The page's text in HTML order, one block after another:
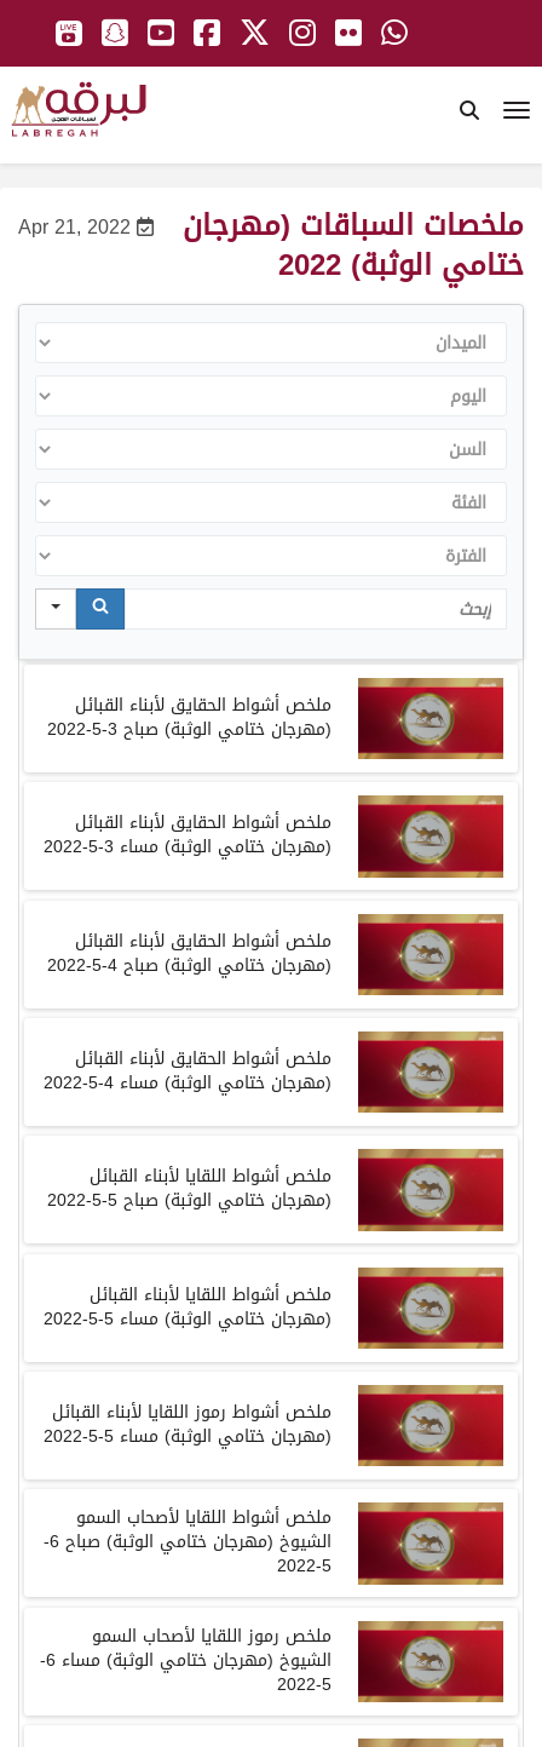
Apr 21, 2022 ملخصات السباقات (مهرجان
ختامي الوثبة) 2022
الميدان
اليوم
السن
الفئة
الفترة
Search
ملخص أشواط الحقايق لأبناء القبائل
(مهرجان ختامي الوثبة)صباح 3-5-2022
ملخص أشواط الحقايق لأبناء القبائل
(مهرجان ختامي الوثبة)مساء 3-5-2022
ملخص أشواط الحقايق لأبناء القبائل
(مهرجان ختامي الوثبة)صباح4-5-2022
ملخص أشواط الحقايق لأبناء القبائل
(مهرجان ختامي الوثبة)مساء 4-5-2022
ملخص أشواط اللقايا لأبناء القبائل
(مهرجان ختامي الوثبة)صباح5-5-2022
ملخص أشواط اللقايا لأبناء القبائل
(مهرجان ختامي الوثبة)مساء 5-5-2022
ملخص أشواط رموز اللقايا لأبناء القبائل
(مهرجان ختامي الوثبة)مساء 5-5-2022
ملخص أشواط اللقايا لأصحاب السمو
الشيوخ (مهرجان ختامي الوثبة)صباح 6-
5-2022
ملخص رموز اللقايا لأصحاب السمو
الشيوخ (مهرجان ختامي الوثبة)مساء 6-
5-2022